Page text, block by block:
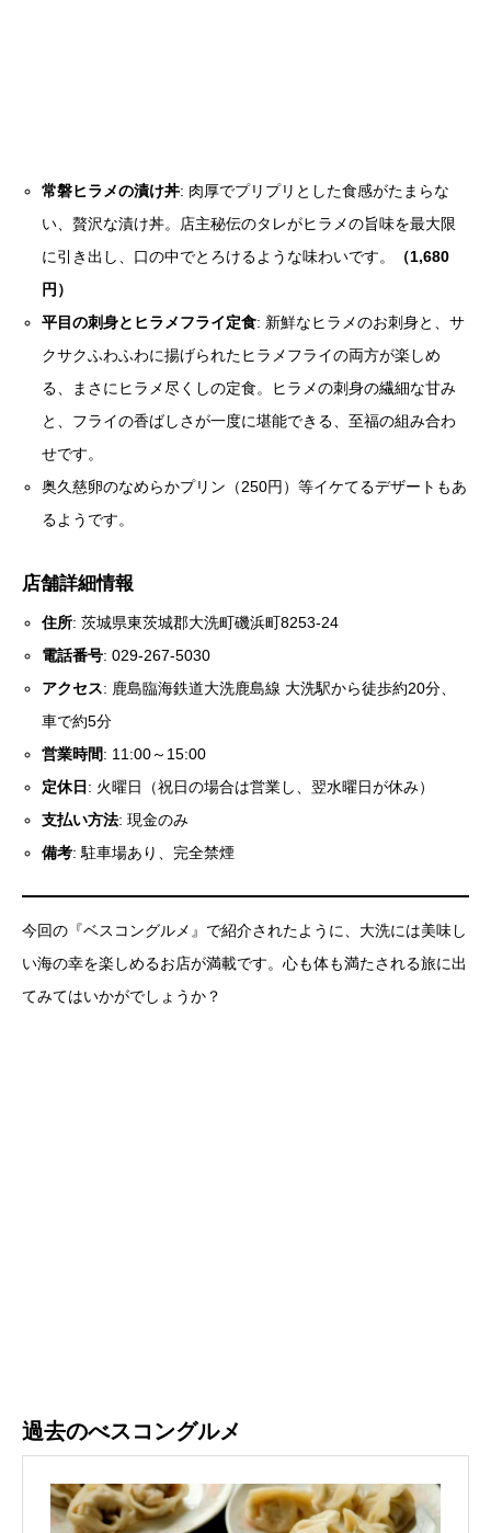
常磐ヒラメの漬け丼: 肉厚でプリプリとした食感がたまらな
い、贅沢な漬け丼。店主秘伝のタレがヒラメの旨味を最大限
に引き出し、口の中でとろけるような味わいです。
（1,680
円）
平目の刺身とヒラメフライ定食: 新鮮なヒラメのお刺身と、サ
クサクふわふわに揚げられたヒラメフライの両方が楽しめ
る、まさにヒラメ尽くしの定食。ヒラメの刺身の繊細な甘み
と、フライの香ばしさが一度に堪能できる、至福の組み合わ
せです。
奥久慈卵のなめらかプリン（250円）等イケてるデザートもあ
るようです。
店舗詳細情報
住所: 茨城県東茨城郡大洗町磯浜町8253-24
電話番号: 029-267-5030
アクセス: 鹿島臨海鉄道大洗鹿島線 大洗駅から徒歩約20分、
車で約5分
営業時間: 11:00～15:00
定休日 : 火曜日（祝日の場合は営業し、翌水曜日が休み）
支払い方法: 現金のみ
備考: 駐車場あり、完全禁煙
今回の『ベスコングルメ』で紹介されたように、大洗には美味し
い海の幸を楽しめるお店が満載です。心も体も満たされる旅に出
てみてはいかがでしょうか？
過去のべスコングルメ